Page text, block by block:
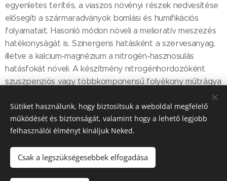
egyenletes terítés, a viaszos növényi részek nedvesítése
elősegíti a szármaradványok bomlási és humifikációs
folyamatait. Hasonló módon növeli a melioratív meszezés
hatékonyságát is. Szinergens hatásként a szervesanyag,
illetve a kalcium-magnézium a nitrogén-hasznosulás
hatásfokát növeli. A készítmény nitrogénhordozóként
szuszpenziós vagy többkomponensű folyékony műtrágya
Share
Sütiket használunk, hogy biztosítsuk a weboldal megfelelő
működését és biztonságát, valamint hogy a lehető legjobb
felhasználói élményt kínáljuk Neked.
Csak a legszükségesebbek elfogadása